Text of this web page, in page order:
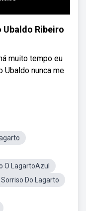
Ribeiro
muito tempo eu
Ubaldo nunca me
O LagartoAzul
Sorriso Do Lagarto